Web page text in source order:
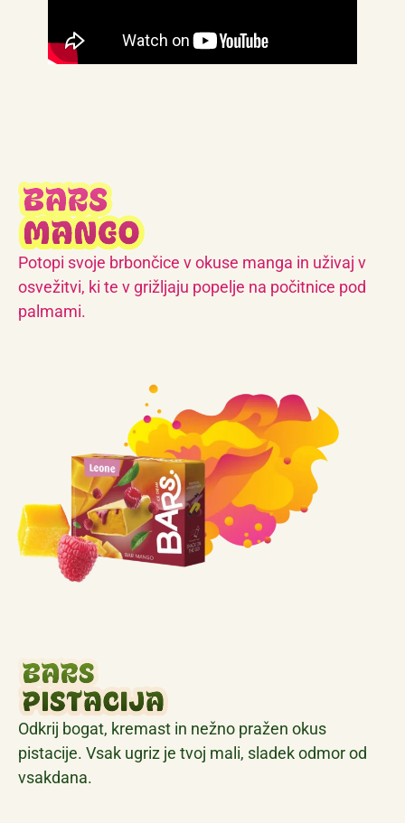
Potopi svoje brbončice v okuse manga in uživaj v
osvežitvi, ki te v grižljaju popelje na počitnice pod
palmami.
Odkrij bogat, kremast in nežno pražen okus
pistacije. Vsak ugriz je tvoj mali, sladek odmor od
vsakdana.